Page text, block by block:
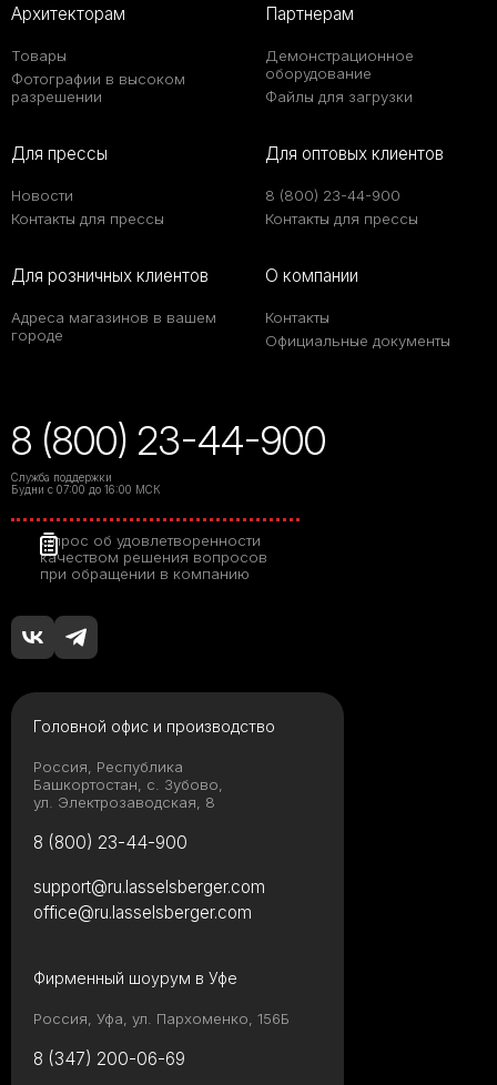
Архитекторам
Товары
Фотографии в высоком
разрешении
Партнерам
Демонстрационное
оборудование
Файлы для загрузки
Для прессы
Новости
Контакты для прессы
Для оптовых клиентов
8 (800) 23-44-900
Контакты для прессы
Для розничных клиентов
Адреса магазинов в вашем
городе
О компании
Контакты
Официальные документы
8 (800) 23-44-900
Служба поддержки
Будни с 07:00 до 16:00 МСК
Опрос об удовлетворенности
качеством решения вопросов
при обращении в компанию
Головной офис и производство
Россия, Республика
Башкортостан, с. Зубово,
ул. Электрозаводская, 8
8 (800) 23-44-900
Фирменный шоурум в Уфе
Россия, Уфа, ул. Пархоменко, 156Б
8 (347) 200-06-69
support@ru.lasselsberger.com
office@ru.lasselsberger.com